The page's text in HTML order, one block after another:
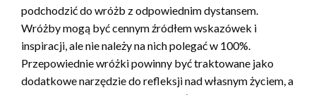
podchodzić do wróżb z odpowiednim dystansem.
Wróżby mogą być cennym źródłem wskazówek i
inspiracji, ale nie należy na nich polegać w 100%.
Przepowiednie wróżki powinny być traktowane jako
dodatkowe narzędzie do refleksji nad własnym życiem, a